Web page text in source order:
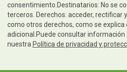
consentimiento.Destinatarios: No se
terceros. Derechos: acceder, rectificar
como otros derechos, como se
adicional.Puede consultar información
nuestra Política de privacidad y